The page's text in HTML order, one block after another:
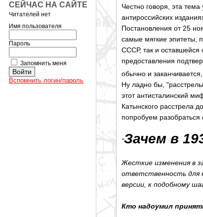
СЕЙЧАС НА САЙТЕ
Читателей нет
Имя пользователя
Пароль
Запомнить меня
Вспомнить логин/пароль
Честно говоря, эта
антироссийских
Постановления от 25
самые мягкие эпитеты,
СССР, так и оставшейся
предоставления
обычно и
Ну ладно бы,
этот антисталинский
Катынского расстрела
попробуем
"Зачем в
Жесткие изменения в
ответственность для
версии, к подобному
Кто надоумил